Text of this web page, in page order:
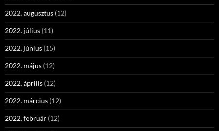
2022. augusztus (12)
2022. július (11)
2022. június (15)
2022. május (12)
2022. április (12)
2022. március (12)
2022. február (12)